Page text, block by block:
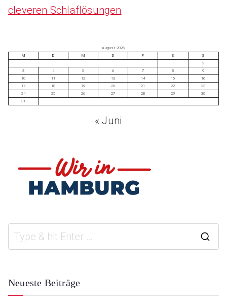
cleveren Schlaflösungen
August 2026
M
D M D F S
S
1
2
3
4 5 6 7 8
9
10
11 12 13 14 15
16
17
18 19 20 21 22
23
24
25 26 27 28 29
30
31
« Juni
r
Neueste Beiträge